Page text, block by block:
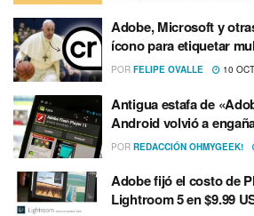
Adobe, Microsoft y
ícono para etiquetar
POR FELIPE OVALLE 10
Antigua estafa de
Android volvió a
POR REDACCIÓN OHMYGEEK!
Adobe fijó el costo de
Lightroom 5 en $9.99